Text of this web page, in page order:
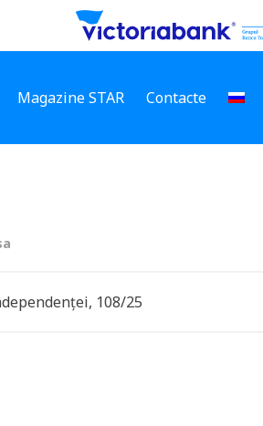
Magazine STAR Contacte
108/25